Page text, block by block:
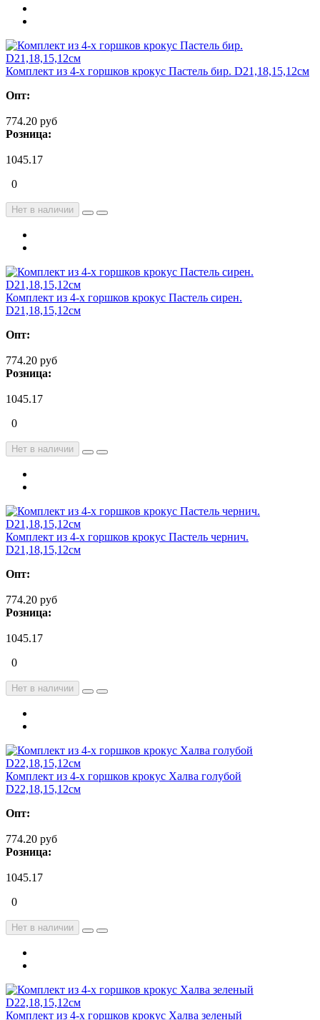
Комплект из 4-х горшков крокус Пастель бир. D21,18,15,12см
Опт:
774.20 руб
Розница:
1045.17
0
Нет в наличии
Комплект из 4-х горшков крокус Пастель сирен.
D21,18,15,12см
Опт:
774.20 руб
Розница:
1045.17
0
Нет в наличии
Комплект из 4-х горшков крокус Пастель чернич.
D21,18,15,12см
Опт:
774.20 руб
Розница:
1045.17
0
Нет в наличии
Комплект из 4-х горшков крокус Халва голубой
D22,18,15,12см
Опт:
774.20 руб
Розница:
1045.17
0
Нет в наличии
Комплект из 4-х горшков крокус Халва зеленый